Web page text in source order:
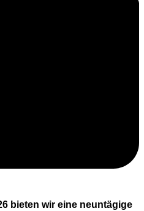
bieten wir eine neuntägige